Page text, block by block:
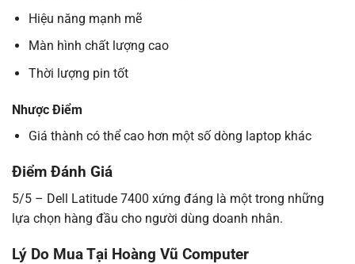
Hiệu năng mạnh mẽ
Màn hình chất lượng cao
Thời lượng pin tốt
Nhược Điểm
Giá thành có thể cao hơn một số dòng laptop khác
Điểm Đánh Giá
5/5 – Dell Latitude 7400 xứng đáng là một trong những
lựa chọn hàng đầu cho người dùng doanh nhân.
Lý Do Mua Tại Hoàng Vũ Computer